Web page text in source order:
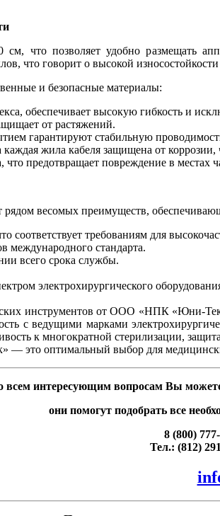
см, что позволяет удобно размещать
что говорит о высокой
и безопасные материалы:
обеспечивает высокую гибкость и
от растяжений.
гарантируют стабильную
жила кабеля защищена от
предотвращает повреждение в местах
весомых преимуществ,
соответствует требованиям для
международного стандарта.
всего срока службы.
электрохирургического
инструментов от ООО «НПК «Юни-
с ведущими марками
к многократной стерилизации,
это оптимальный выбор для
всем интересующим вопросам Вы
они помогут подобрать все
8 (800)
Тел.: (812)